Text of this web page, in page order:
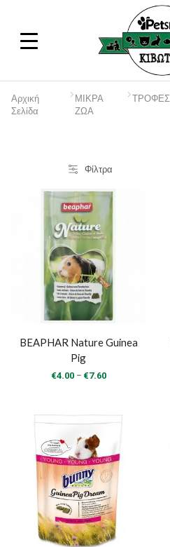
Αρχική
Σελίδα
ΜΙΚΡΑ
ΖΩΑ
ΤΡΟΦΕΣ
Φίλτρα
BEAPHAR Nature Guinea
Pig
€4.00 – €7.60Price
€7.60